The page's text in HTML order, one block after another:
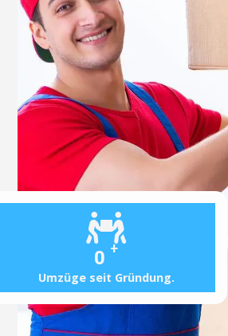
0 +
Umzüge seit Gründung.